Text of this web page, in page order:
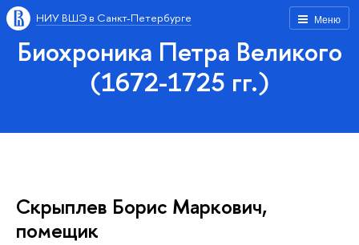
Меню
НИУ ВШЭ в Санкт-Петербурге
Биохроника Петра Великого
(1672-1725 гг.)
Скрыплев Борис Маркович,
помещик